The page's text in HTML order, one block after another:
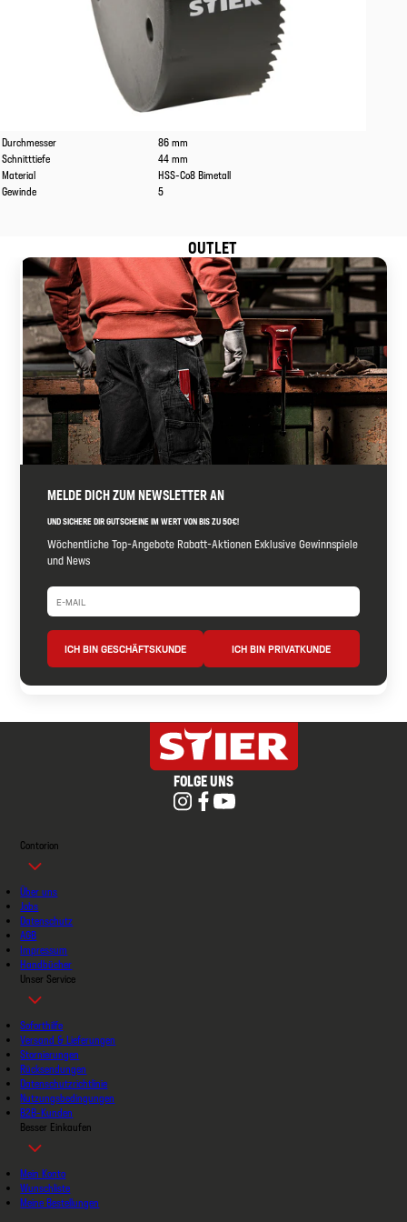
Eigenschaften
Durchmesser
86 mm
Schnitttiefe
44 mm
Material
HSS-Co8 Bimetall
Gewinde
5
OUTLET
MELDE DICH ZUM NEWSLETTER AN
UND SICHERE DIR GUTSCHEINE IM WERT VON BIS ZU 50€!
Wöchentliche Top-Angebote Rabatt-Aktionen Exklusive Gewinnspiele
und News
ICH BIN GESCHÄFTSKUNDE ICH BIN PRIVATKUNDE
FOLGE UNS
Contorion
Über uns
Jobs
Datenschutz
AGB
Impressum
Handbücher
Unser Service
Soforthilfe
Versand & Lieferungen
Stornierungen
Rücksendungen
Datenschutzrichtlinie
Nutzungsbedingungen
B2B-Kunden
Besser Einkaufen
Mein Konto
Wunschliste
Meine Bestellungen